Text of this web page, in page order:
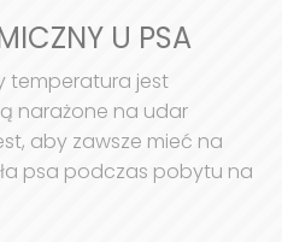
U PSA
temperatura jest
narażone na udar
aby zawsze mieć na
psa podczas pobytu na